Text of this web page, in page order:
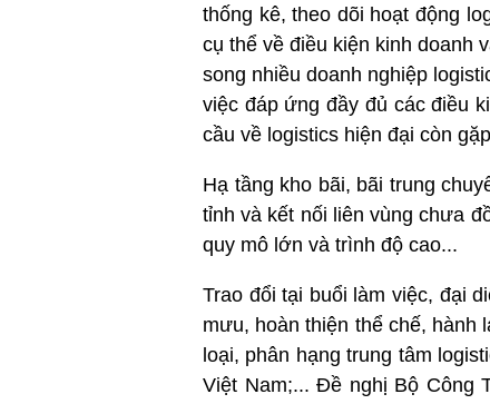
thống kê, theo dõi hoạt động
cụ thể về điều kiện kinh doanh
song nhiều doanh nghiệp
việc đáp ứng đầy đủ các điều
cầu về logistics hiện đại còn
Hạ tầng kho bãi, bãi trung
tỉnh và kết nối liên vùng chưa
quy mô lớn và trình độ cao...
Trao đổi tại buổi làm việc, đại
mưu, hoàn thiện thể chế, hành
loại, phân hạng trung tâm
Việt Nam;... Đề nghị Bộ Công